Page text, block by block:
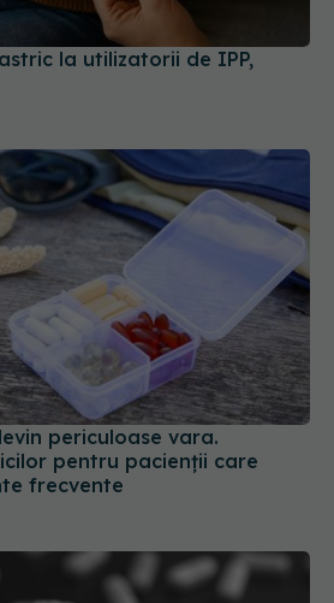
la utilizatorii de IPP,
periculoase vara.
pentru pacienții care
frecvente